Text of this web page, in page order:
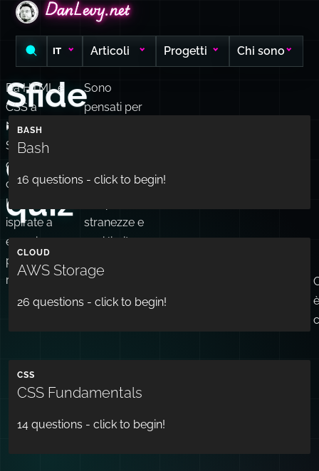
DanLevy.net
DanLevy.net
DanLevy.net
IT Articoli Progetti Chi sono
Sfide
tecniche
e
quiz
Da HTML e
CSS a
Node.js e
SQL, questi
quiz
contengono
lezioni
ispirate a
esperienze
professionali
reali.
Sono
pensati per
mettere
stranezze e
casi limite
tecnologie.
BASH
Bash
16 questions - click to begin!
CLOUD
AWS Storage
26 questions - click to begin!
CSS
CSS Fundamentals
14 questions - click to begin!